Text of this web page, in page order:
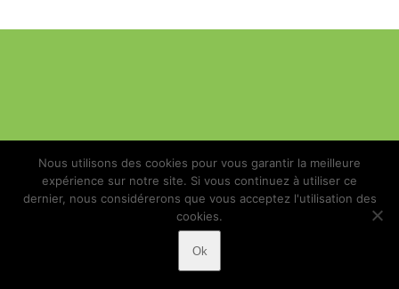
Nous utilisons des cookies pour vous garantir la meilleure
expérience sur notre site. Si vous continuez à utiliser ce
dernier, nous considérerons que vous acceptez l'utilisation des
cookies.
Ok